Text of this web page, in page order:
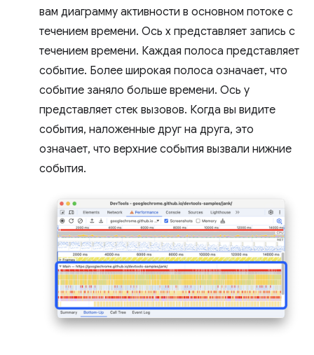
вам диаграмму активности в основном потоке с
течением времени. Ось x представляет запись с
течением времени. Каждая полоса представляет
событие. Более широкая полоса означает, что
событие заняло больше времени. Ось y
представляет стек вызовов. Когда вы видите
события, наложенные друг на друга, это
означает, что верхние события вызвали нижние
события.